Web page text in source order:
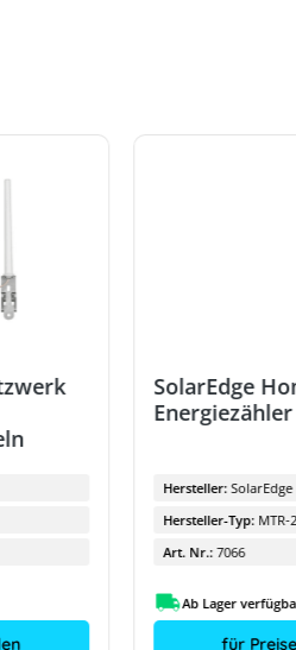
SolarEdge
Energiezähler
Hersteller: SolarEdge
Hersteller-Typ: MTR-
Art. Nr.: 7066
Ab Lager
für